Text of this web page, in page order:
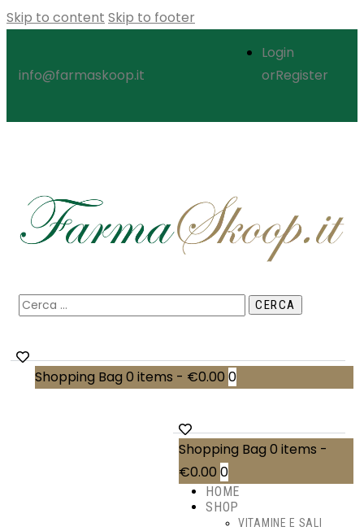
Skip to content Skip to footer
info@farmaskoop.it
Login
orRegister
Shopping Bag 0 items - €0.00 0
Shopping Bag 0 items -
€0.00 0
HOME
SHOP
VITAMINE E SALI